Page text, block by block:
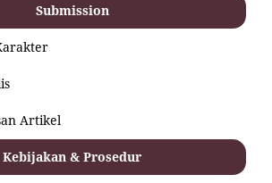
Submission
Artikel
Kebijakan & Prosedur